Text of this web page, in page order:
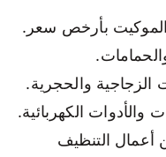
بأرخص سعر.
الزجاجية والحجرية.
والأدوات الكهربائية.
أعمال التنظيف